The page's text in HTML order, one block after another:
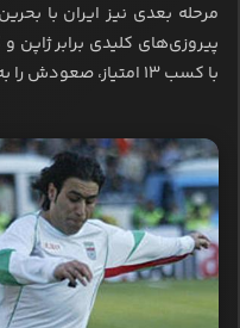
مرحله بعدی نیز ایران با
پیروزی‌های کلیدی برابر ژاپن
با کسب ۱۳ امتیاز، صعودش را به جام جهانی ۲۰۰۶ آلمان قطعی کرد.